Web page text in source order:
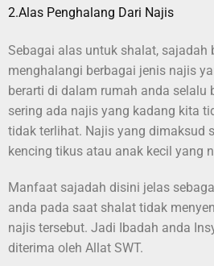
2.Alas Penghalang Dari Najis
Sebagai alas untuk shalat, sajadah
menghalangi berbagai jenis najis
berarti di dalam rumah anda selalu
sering ada najis yang kadang kita
tidak terlihat. Najis yang dimaksud
kencing tikus atau anak kecil yang
Manfaat sajadah disini jelas
anda pada saat shalat tidak
najis tersebut. Jadi Ibadah anda
diterima oleh Allat SWT.